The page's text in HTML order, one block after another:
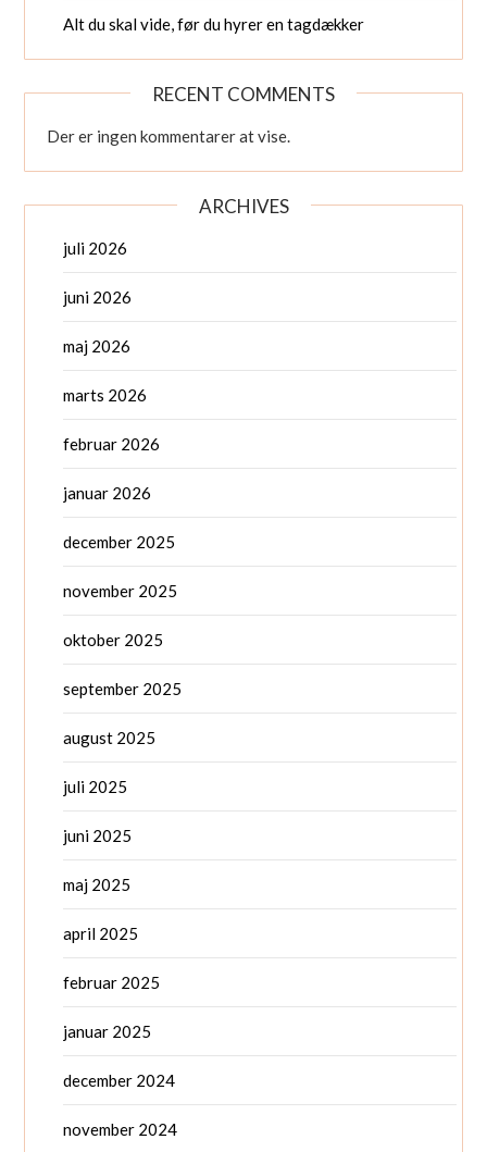
Alt du skal vide, før du hyrer en tagdækker
RECENT COMMENTS
Der er ingen kommentarer at vise.
ARCHIVES
juli 2026
juni 2026
maj 2026
marts 2026
februar 2026
januar 2026
december 2025
november 2025
oktober 2025
september 2025
august 2025
juli 2025
juni 2025
maj 2025
april 2025
februar 2025
januar 2025
december 2024
november 2024